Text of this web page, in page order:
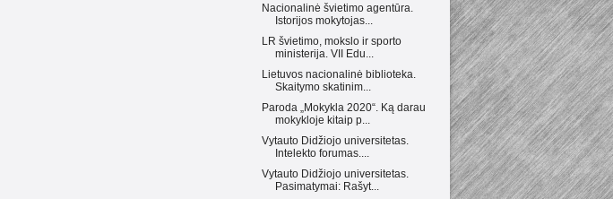
Nacionalinė švietimo agentūra.
Istorijos mokytojas...
LR švietimo, mokslo ir sporto
ministerija. VII Edu...
Lietuvos nacionalinė biblioteka.
Skaitymo skatinim...
Paroda „Mokykla 2020“. Ką darau
mokykloje kitaip p...
Vytauto Didžiojo universitetas.
Intelekto forumas....
Vytauto Didžiojo universitetas.
Pasimatymai: Rašyt...